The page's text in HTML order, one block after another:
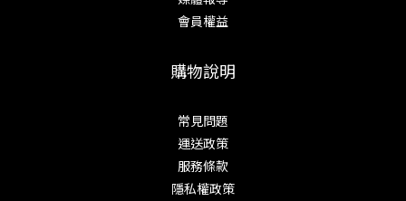
會員權益
購物說明
常見問題
運送政策
服務條款
隱私權政策